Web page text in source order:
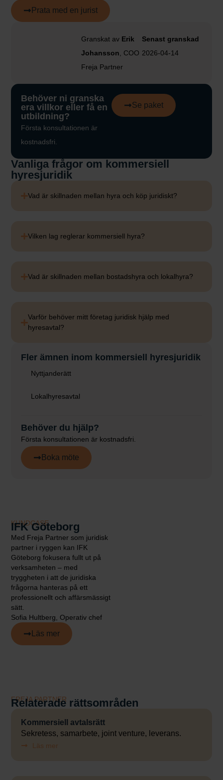
Fler ämnen inom kommersiell hyresjuridik
Nyttjanderätt
Lokalhyresavtal
Behöver du hjälp?
Första konsultationen är kostnadsfri.
Boka möte
Prata med en jurist
Granskat av Erik
Johansson , COO
Freja Partner
Senast granskad
2026-04-14
Behöver ni granska
era villkor eller få en
utbildning?
Första konsultationen är
kostnadsfri.
Se paket
Vanliga frågor om kommersiell
hyresjuridik
Vad är skillnaden mellan hyra och köp juridiskt?
Vilken lag reglerar kommersiell hyra?
Vad är skillnaden mellan bostadshyra och lokalhyra?
Varför behöver mitt företag juridisk hjälp med
hyresavtal?
KUNDCASE
IFK Göteborg
Med Freja Partner som juridisk
partner i ryggen kan IFK
Göteborg fokusera fullt ut på
verksamheten – med
tryggheten i att de juridiska
frågorna hanteras på ett
professionellt och affärsmässigt
sätt.
Sofia Hultberg, Operativ chef
Läs mer
FREJA PARTNER
Relaterade rättsområden
Kommersiell avtalsrätt
Sekretess, samarbete, joint venture, leverans.
Läs mer